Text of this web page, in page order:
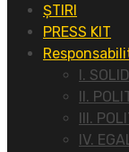
ȘTIRI
PRESS KIT
I.
II.
III.
IV.